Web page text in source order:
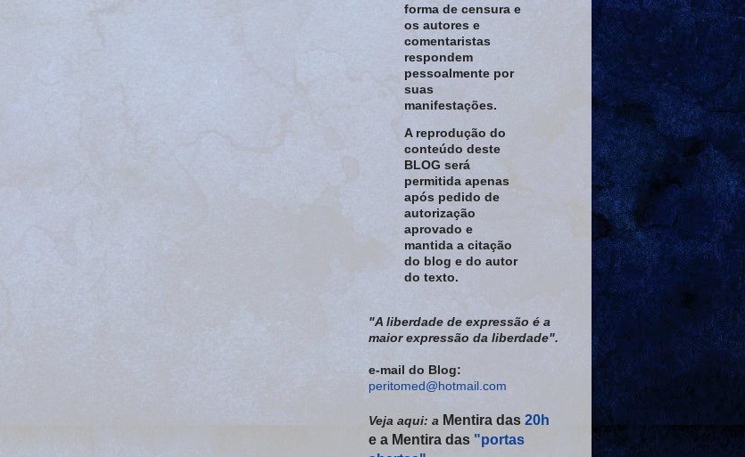
forma de censura e
os autores e
comentaristas
respondem
pessoalmente por
suas
manifestações.
A reprodução do
conteúdo deste
BLOG será
permitida apenas
após pedido de
autorização
aprovado e
mantida a citação
do blog e do autor
do texto.
"A liberdade de expressão é a
maior expressão da liberdade".
e-mail do Blog:
peritomed@hotmail.com
Veja aqui: a Mentira das 20h
e a Mentira das "portas